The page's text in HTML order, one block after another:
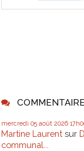
mercredi 05 août 2026
Martine Laurent sur
communal...